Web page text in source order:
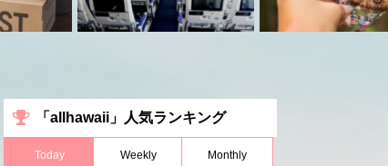
フ
ェ
イ
ー
「allhawaii」人気ランキング
Today Weekly Monthly